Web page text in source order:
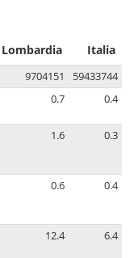
Lombardia Italia
9704151
59433744
0.7 0.4
1.6 0.3
0.6 0.4
12.4 6.4